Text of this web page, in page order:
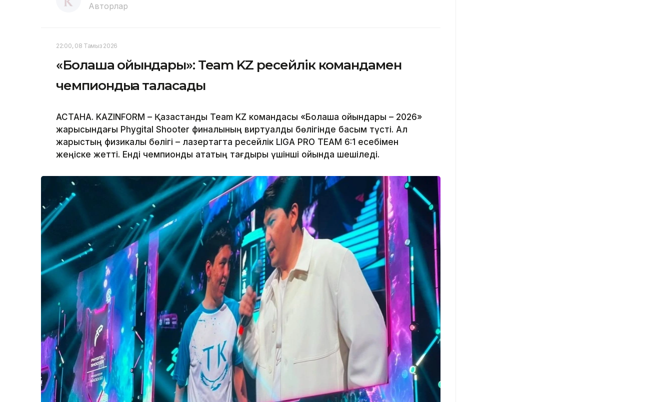
Авторлар
22:00, 08 Тамыз 2026
«Болашақ ойындары»: Team KZ ресейлік командамен
чемпиондыққа таласады
АСТАНА. KAZINFORM – Қазақстандық Team KZ командасы «Болашақ ойындары – 2026»
жарысындағы Phygital Shooter финалының виртуалды бөлігінде басым түсті. Ал
жарыстың физикалық бөлігі – лазертагта ресейлік LIGA PRO TEAM 6:1 есебімен
жеңіске жетті. Енді чемпиондық атақтың тағдыры үшінші ойында шешіледі.